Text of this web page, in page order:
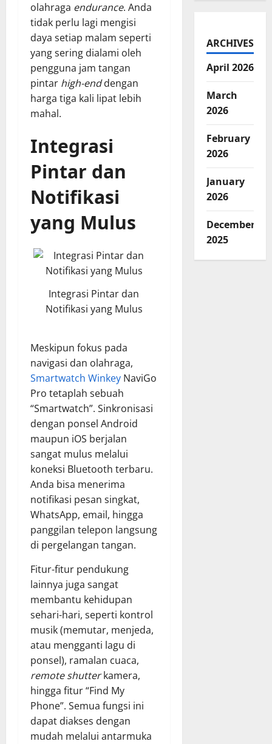
olahraga endurance. Anda
tidak perlu lagi mengisi
daya setiap malam seperti
yang sering dialami oleh
pengguna jam tangan
pintar high-enddengan
harga tiga kali lipat lebih
mahal.
Integrasi
Pintar dan
Notifikasi
yang Mulus
Integrasi Pintar dan
Notifikasi yang Mulus
Meskipun fokus pada
navigasi dan olahraga,
Smartwatch Winkey NaviGo
Pro tetaplah sebuah
“Smartwatch”. Sinkronisasi
dengan ponsel Android
maupun iOS berjalan
sangat mulus melalui
koneksi Bluetooth terbaru.
Anda bisa menerima
notifikasi pesan singkat,
WhatsApp, email, hingga
panggilan telepon langsung
di pergelangan tangan.
Fitur-fitur pendukung
lainnya juga sangat
membantu kehidupan
sehari-hari, seperti kontrol
musik (memutar, menjeda,
atau mengganti lagu di
ponsel), ramalan cuaca,
remote shutterkamera,
hingga fitur “Find My
Phone”. Semua fungsi ini
dapat diakses dengan
mudah melalui antarmuka
ARCHIVES
April 2026
March
2026
February
2026
January
2026
December
2025